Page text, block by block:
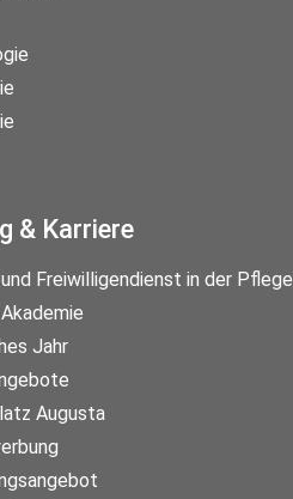
& Karriere
Freiwilligendienst in der Pflege
Jahr
Augusta